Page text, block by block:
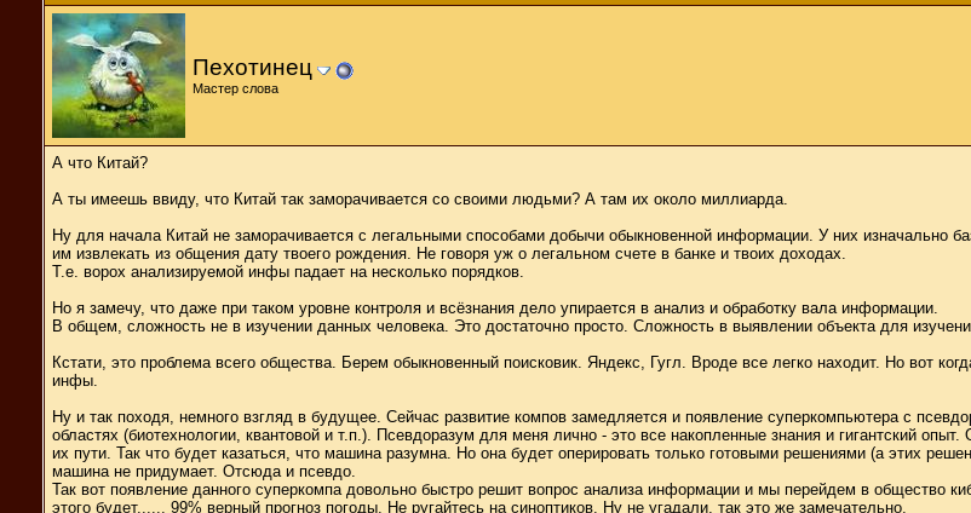
Пехотинец
Мастер слова
А что Китай?
А ты имеешь ввиду, что Китай так заморачивается со своими людьми? А там их около миллиарда.
Ну для начала Китай не заморачивается с легальными способами добычи обыкновенной информации. У них изначально
им извлекать из общения дату твоего рождения. Не говоря уж о легальном счете в банке и твоих доходах.
Т.е. ворох анализируемой инфы падает на несколько порядков.
Но я замечу, что даже при таком уровне контроля и всёзнания дело упирается в анализ и обработку вала информации.
В общем, сложность не в изучении данных человека. Это достаточно просто. Сложность в выявлении объекта для
Кстати, это проблема всего общества. Берем обыкновенный поисковик. Яндекс, Гугл. Вроде все легко находит. Но вот
инфы.
Ну и так походя, немного взгляд в будущее. Сейчас развитие компов замедляется и появление суперкомпьютера с
областях (биотехнологии, квантовой и т.п.). Псевдоразум для меня лично - это все накопленные знания и гигантский
их пути. Так что будет казаться, что машина разумна. Но она будет оперировать только готовыми решениями (а этих
машина не придумает. Отсюда и псевдо.
Так вот появление данного суперкомпа довольно быстро решит вопрос анализа информации и мы перейдем в общество
этого будет...... 99% верный прогноз погоды. Не ругайтесь на синоптиков. Ну не угадали, так это же замечательно.